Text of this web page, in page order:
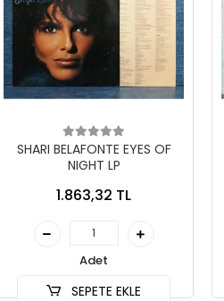
SHARI BELAFONTE EYES OF
NIGHT LP
1.863,32 TL
Adet
SEPETE EKLE